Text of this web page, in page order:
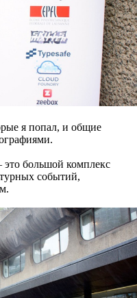
я попал, и общие
большой комплекс
событий,